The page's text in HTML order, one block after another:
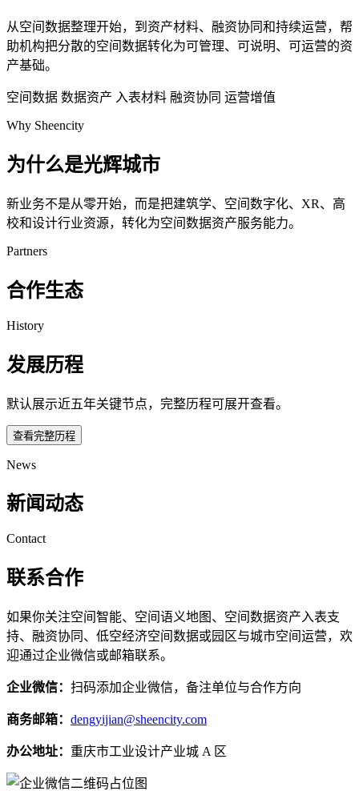
从空间数据整理开始，到资产材料、融资协同和持续运营，帮
助机构把分散的空间数据转化为可管理、可说明、可运营的资
产基础。
空间数据 数据资产 入表材料 融资协同 运营增值
Why Sheencity
为什么是光辉城市
新业务不是从零开始，而是把建筑学、空间数字化、XR、高
校和设计行业资源，转化为空间数据资产服务能力。
Partners
合作生态
History
发展历程
默认展示近五年关键节点，完整历程可展开查看。
查看完整历程
News
新闻动态
Contact
联系合作
如果你关注空间智能、空间语义地图、空间数据资产入表支
持、融资协同、低空经济空间数据或园区与城市空间运营，欢
迎通过企业微信或邮箱联系。
企业微信： 扫码添加企业微信，备注单位与合作方向
商务邮箱： dengyijian@sheencity.com
办公地址： 重庆市工业设计产业城 A 区